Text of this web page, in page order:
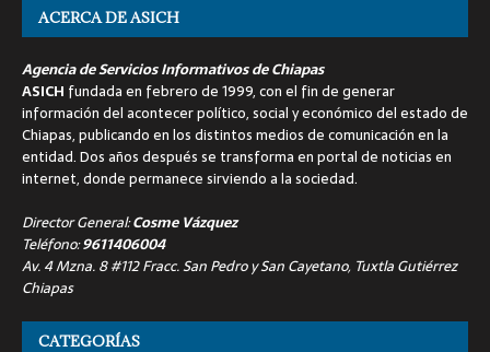
ACERCA DE ASICH
Agencia de Servicios Informativos de Chiapas
ASICH fundada en febrero de 1999, con el fin de generar
información del acontecer político, social y económico del estado de
Chiapas, publicando en los distintos medios de comunicación en la
entidad. Dos años después se transforma en portal de noticias en
internet, donde permanece sirviendo a la sociedad.
Director General:Cosme Vázquez
Teléfono:9611406004
Av. 4 Mzna. 8 #112 Fracc. San Pedro y San Cayetano, Tuxtla Gutiérrez
Chiapas
CATEGORÍAS